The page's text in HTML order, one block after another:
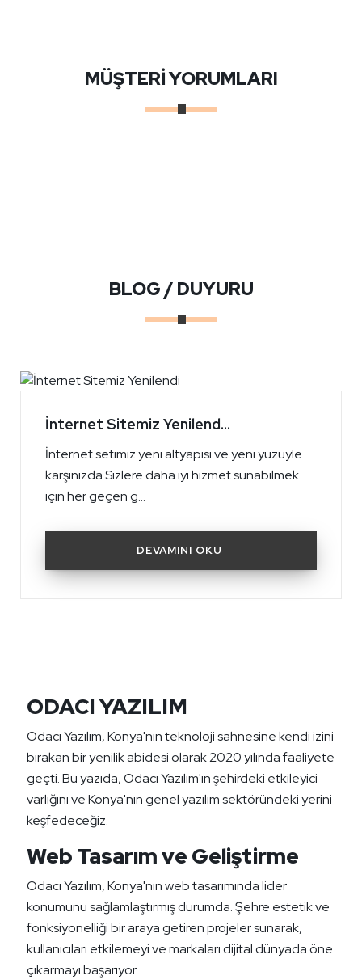
MÜŞTERİ YORUMLARI
BLOG / DUYURU
İnternet Sitemiz Yenilend...
İnternet setimiz yeni altyapısı ve yeni yüzüyle
karşınızda.Sizlere daha iyi hizmet sunabilmek
için her geçen g...
DEVAMINI OKU
ODACI YAZILIM
Odacı Yazılım, Konya'nın teknoloji sahnesine kendi izini
bırakan bir yenilik abidesi olarak 2020 yılında faaliyete
geçti. Bu yazıda, Odacı Yazılım'ın şehirdeki etkileyici
varlığını ve Konya'nın genel yazılım sektöründeki yerini
keşfedeceğiz.
Web Tasarım ve Geliştirme
Odacı Yazılım, Konya'nın web tasarımında lider
konumunu sağlamlaştırmış durumda. Şehre estetik ve
fonksiyonelliği bir araya getiren projeler sunarak,
kullanıcıları etkilemeyi ve markaları dijital dünyada öne
çıkarmayı başarıyor.